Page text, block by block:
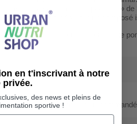
La version « full spectrum »
extrait standardisé sur un composé
à sa routine, en cure ou en usage
la dose journalière
en t'inscrivant à notre
privée.
des news et pleins de
sportive !